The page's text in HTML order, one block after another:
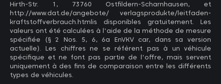
Hirth-Str. 1, 73760 Ostfildern-Scharnhausen, et
http://www.dat.de/angebote/ verlagsprodukte/leitfaden-
kraftstoffverbrauch.htmlis disponibles gratuitement. Les
valeurs ont été calculées à l'aide de la méthode de mesure
spécifiée (§ 2 Nos. 5, 6, 6a EnVKV car, dans sa version
actuelle). Les chiffres ne se réfèrent pas à un véhicule
spécifique et ne font pas partie de l'offre, mais servent
uniquement à des fins de comparaison entre les différents
types de véhicules.